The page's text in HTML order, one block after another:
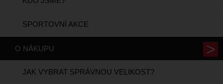
SPORTOVNÍ AKCE
O NÁKUPU
JAK VYBRAT SPRÁVNOU VELIKOST?